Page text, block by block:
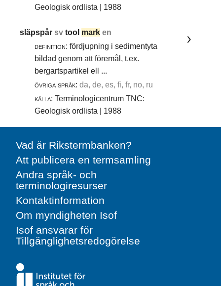
Geologisk ordlista | 1988
släpspårsvtool mark en
definition: fördjupning i sedimentyta
bildad genom att föremål, t.ex.
bergartspartikel ell ...
övriga språk: da, de, es, fi, fr, no, ru
källa: Terminologicentrum TNC:
Geologisk ordlista | 1988
Vad är Rikstermbanken?
Att publicera en termsamling
Andra språk- och
terminologiresurser
Kontaktinformation
Om myndigheten Isof
Isof ansvarar för
Tillgänglighetsredogörelse